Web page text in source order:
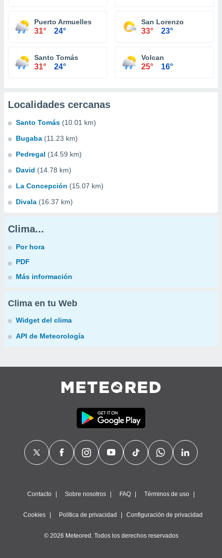
Puerto Armuelles
31° 24°
San Lorenzo
33° 23°
Santo Tomás
31° 24°
Volcan
25° 16°
Localidades cercanas
Santo Tomás (10.01 km)
Bugaba (11.23 km)
Pedregal (14.59 km)
David (14.78 km)
La Concepción (15.07 km)
Divala (16.37 km)
Clima...
Por hora
PDF
Más información
Clima en tu Web
Widget del clima
API de Meteorología
Contacto Sobre nosotros FAQ Términos de uso
Cookies Política de privacidad Configuración de privacidad
© 2026 Meteored. Todos los derechos reservados